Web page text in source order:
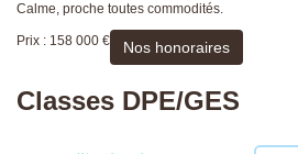
Calme, proche toutes commodités.
Prix : 158 000 € Nos honoraires
Classes DPE/GES